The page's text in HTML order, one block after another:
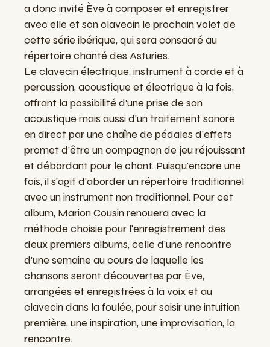
a donc invité Ève à composer et enregistrer
avec elle et son clavecin le prochain volet de
cette série ibérique, qui sera consacré au
répertoire chanté des Asturies.
Le clavecin électrique, instrument à corde et à
percussion, acoustique et électrique à la fois,
offrant la possibilité d'une prise de son
acoustique mais aussi d'un traitement sonore
en direct par une chaîne de pédales d'effets
promet d'être un compagnon de jeu réjouissant
et débordant pour le chant. Puisqu'encore une
fois, il s'agit d'aborder un répertoire traditionnel
avec un instrument non traditionnel. Pour cet
album, Marion Cousin renouera avec la
méthode choisie pour l'enregistrement des
deux premiers albums, celle d'une rencontre
d'une semaine au cours de laquelle les
chansons seront découvertes par Ève,
arrangées et enregistrées à la voix et au
clavecin dans la foulée, pour saisir une intuition
première, une inspiration, une improvisation, la
rencontre.